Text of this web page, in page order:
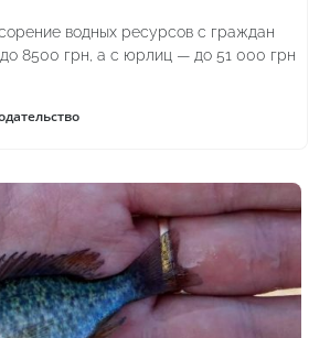
водных ресурсов с граждан
до 8500 грн, а с юрлиц — до 51 000 грн